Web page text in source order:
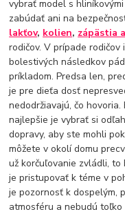
vybrať model s
zabúdať ani na
lakťov, kolien, zápästia
rodičov. V prípade
bolestivých následkov
príkladom. Predsa len,
je pre dieťa dosť
nedodržiavajú, čo
najlepšie je vybrať si
dopravy, aby ste mohli
môžete v okolí domu
už korčuľovanie zvládli,
je pristupovať k téme v
je pozornosť k dospelým,
atmosféru a nebudú